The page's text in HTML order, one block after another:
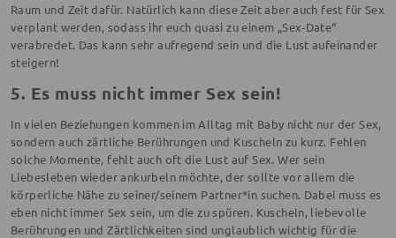
Raum und Zeit dafür. Natürlich kann diese Zeit aber auch fest für Sex
verplant werden, sodass ihr euch quasi zu einem „Sex-Date“
verabredet. Das kann sehr aufregend sein und die Lust aufeinander
steigern!
5. Es muss nicht immer Sex sein!
In vielen Beziehungen kommen im Alltag mit Baby nicht nur der Sex,
sondern auch zärtliche Berührungen und Kuscheln zu kurz. Fehlen
solche Momente, fehlt auch oft die Lust auf Sex. Wer sein
Liebesleben wieder ankurbeln möchte, der sollte vor allem die
körperliche Nähe zu seiner/seinem Partner*in suchen. Dabei muss es
eben nicht immer Sex sein, um die zu spüren. Kuscheln, liebevolle
Berührungen und Zärtlichkeiten sind unglaublich wichtig für die